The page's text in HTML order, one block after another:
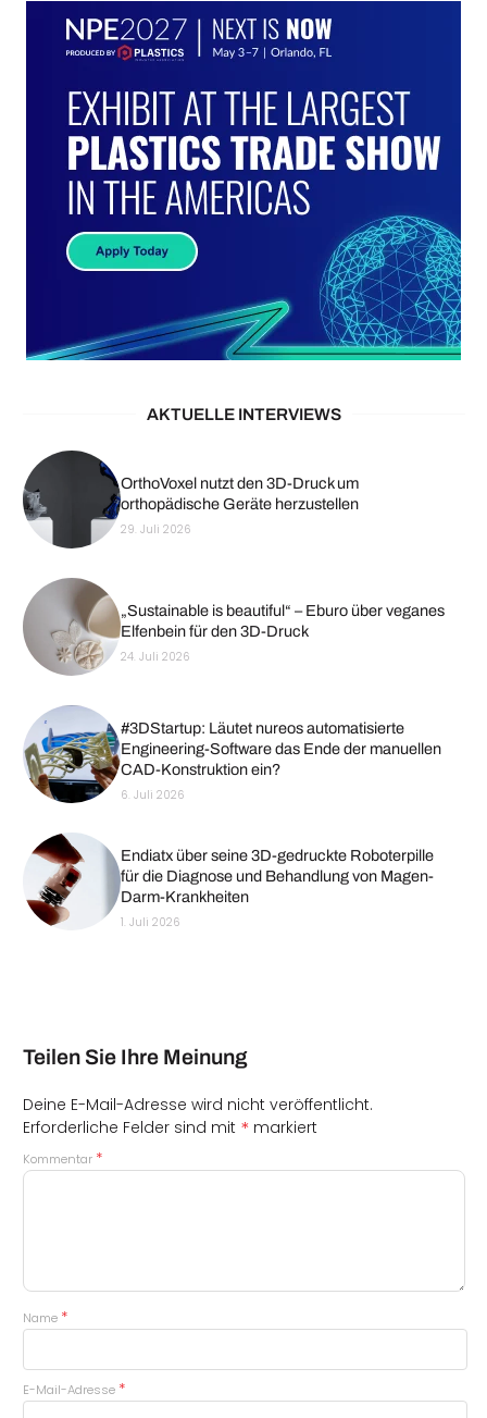
AKTUELLE INTERVIEWS
OrthoVoxel nutzt den 3D-Druck um
orthopädische Geräte herzustellen
29. Juli 2026
„Sustainable is beautiful“ – Eburo über veganes
Elfenbein für den 3D-Druck
24. Juli 2026
#3DStartup: Läutet nureos automatisierte
Engineering-Software das Ende der manuellen
CAD-Konstruktion ein?
6. Juli 2026
Endiatx über seine 3D-gedruckte Roboterpille
für die Diagnose und Behandlung von Magen-
Darm-Krankheiten
1. Juli 2026
Teilen Sie Ihre Meinung
Deine E-Mail-Adresse wird nicht veröffentlicht.
Erforderliche Felder sind mit * markiert
Kommentar *
Name *
E-Mail-Adresse *